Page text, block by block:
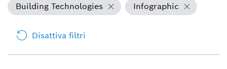
Building Technologies
Infographic
Disattiva filtri